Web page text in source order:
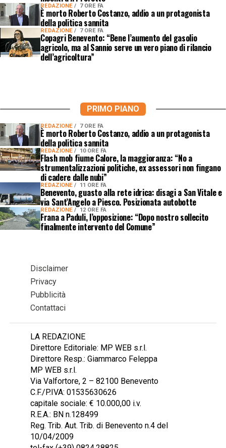
REDAZIONE 7 ORE FA
È morto Roberto Costanzo, addio a un protagonista
della politica sannita
REDAZIONE 7 ORE FA
Copagri Benevento: “Bene l’aumento del gasolio
agricolo, ma al Sannio serve un vero piano di rilancio
dell’agricoltura”
PRIMO PIANO
REDAZIONE 7 ORE FA
È morto Roberto Costanzo, addio a un protagonista
della politica sannita
REDAZIONE 10 ORE FA
Flash mob fiume Calore, la maggioranza: “No a
strumentalizzazioni politiche, ex assessori non fingano
di cadere dalle nubi”
REDAZIONE 11 ORE FA
Benevento, guasto alla rete idrica: disagi a San Vitale e
via Sant’Angelo a Piesco. Posizionata autobotte
REDAZIONE 12 ORE FA
Frana a Paduli, l’opposizione: “Dopo nostro sollecito
finalmente intervento del Comune”
Disclaimer
Privacy
Pubblicità
Contattaci
LA REDAZIONE
Direttore Editoriale: MP WEB s.r.l.
Direttore Resp.: Giammarco Feleppa
MP WEB s.r.l.
Via Valfortore, 2 – 82100 Benevento
C.F./P.IVA: 01535630626
capitale sociale: € 10.000,00 i.v.
R.E.A.: BN n.128499
Reg. Trib. Aut. Trib. di Benevento n.4 del
10/04/2009